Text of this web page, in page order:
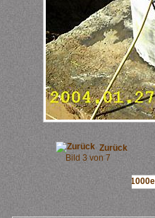
Zurück
Bild 3 von 7